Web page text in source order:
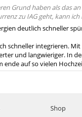
Grund haben als das
zu IAG geht, kann
deutlich schneller
schneller integrieren.
und langwieriger. In
ende auf so vielen
Shop